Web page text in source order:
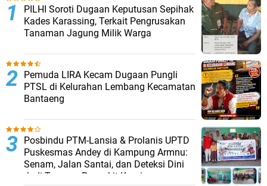
PILHI Soroti Dugaan Keputusan Sepihak
Kades Karassing, Terkait Pengrusakan
Tanaman Jagung Milik Warga
Pemuda LIRA Kecam Dugaan Pungli
PTSL di Kelurahan Lembang Kecamatan
Bantaeng
Posbindu PTM-Lansia & Prolanis UPTD
Puskesmas Andey di Kampung Armnu:
Senam, Jalan Santai, dan Deteksi Dini
Jadi Tameng Penyakit Kronis